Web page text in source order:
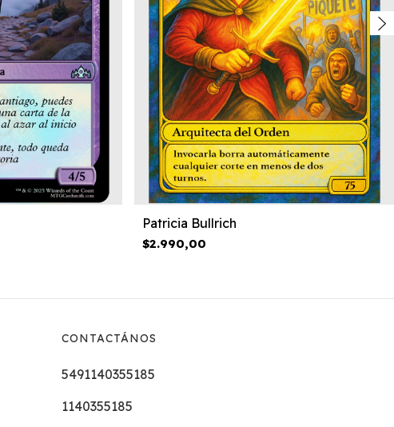
Patricia Bullrich
$2.990,00
CONTACTÁNOS
5491140355185
1140355185